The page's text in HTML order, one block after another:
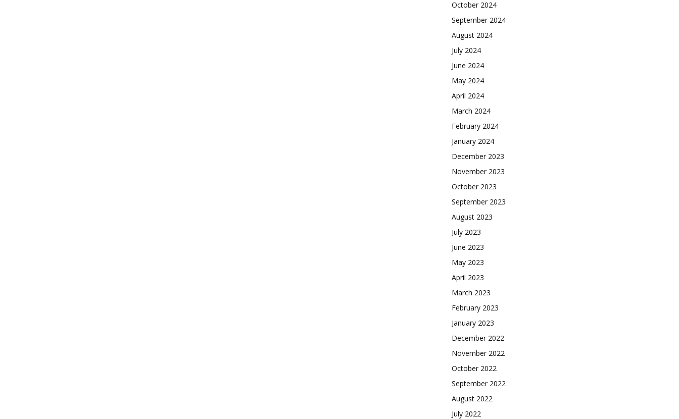
October 2024
September 2024
August 2024
July 2024
June 2024
May 2024
April 2024
March 2024
February 2024
January 2024
December 2023
November 2023
October 2023
September 2023
August 2023
July 2023
June 2023
May 2023
April 2023
March 2023
February 2023
January 2023
December 2022
November 2022
October 2022
September 2022
August 2022
July 2022